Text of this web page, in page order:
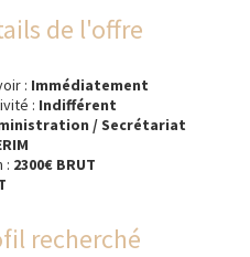
de l'offre
: Immédiatement
: Indifférent
/ Secrétariat
: 2300€ BRUT
recherché